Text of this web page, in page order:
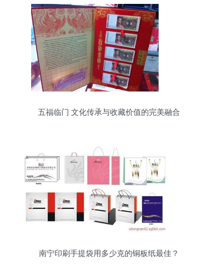
五福临门 文化传承与收藏价值的完美融合
南宁印刷手提袋用多少克的铜板纸最佳？